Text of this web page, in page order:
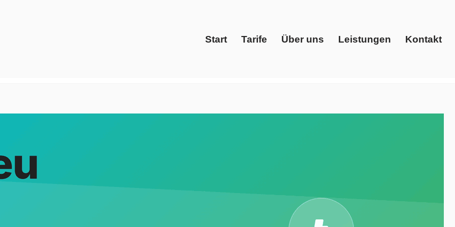
Start Tarife Über uns Leistungen Kontakt